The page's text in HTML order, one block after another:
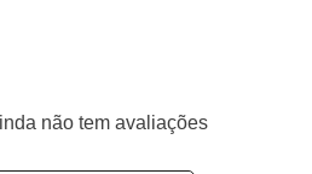
não tem avaliações